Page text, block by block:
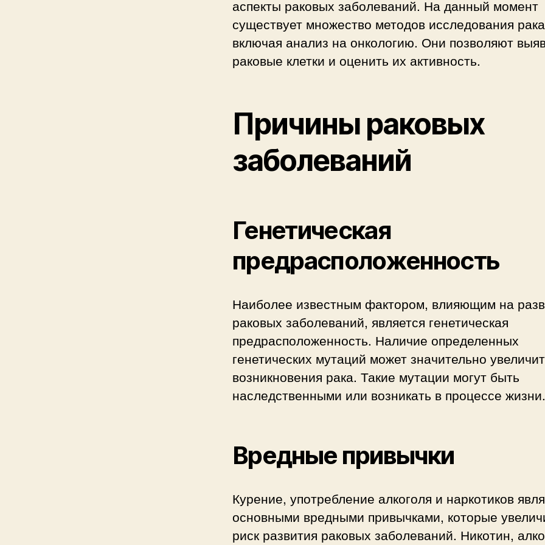
аспекты раковых заболеваний. На данный момент
существует множество методов исследования
включая анализ на онкологию. Они позволяют
раковые клетки и оценить их активность.
Причины раковых
заболеваний
Генетическая
предрасположенность
Наиболее известным фактором, влияющим на
раковых заболеваний, является генетическая
предрасположенность. Наличие определенных
генетических мутаций может значительно
возникновения рака. Такие мутации могут быть
наследственными или возникать в процессе жизни.
Вредные привычки
Курение, употребление алкоголя и наркотиков
основными вредными привычками, которые
риск развития раковых заболеваний. Никотин,